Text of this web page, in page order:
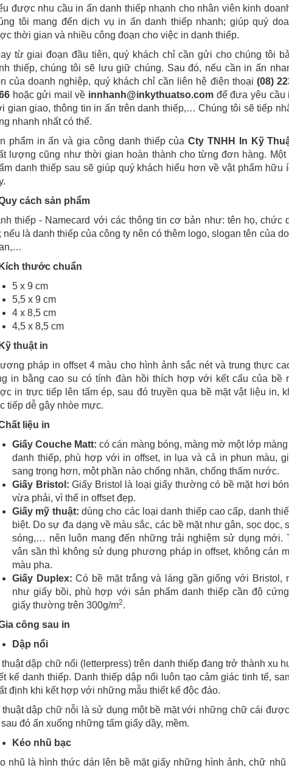
được nhu cầu in ấn danh thiếp nhanh cho nhân viên kinh
tôi mang đến dịch vụ in ấn danh thiếp nhanh; giúp quý
thời gian và nhiều công đoạn cho việc in danh thiếp.
từ giai đoạn đầu tiên, quý khách chỉ cần gửi cho chúng tôi
thiếp, chúng tôi sẽ lưu giữ chúng. Sau đó, nếu cần in ấn
của doanh nghiệp, quý khách chỉ cần liên hệ điện thoại (08)
hoặc gửi mail về innhanh@inkythuatso.com để đưa yêu
gian giao, thông tin in ấn trên danh thiếp,… Chúng tôi sẽ tiếp
nhanh nhất có thể.
phẩm in ấn và gia công danh thiếp củaCty TNHH In Kỹ
lượng cũng như thời gian hoàn thành cho từng đơn hàng. Một
danh thiếp sau sẽ giúp quý khách hiểu hơn về vật phẩm hữu
cách sản phẩm
thiếp - Namecard với các thông tin cơ bản như: tên họ, chức
nếu là danh thiếp của công ty nên có thêm logo, slogan tên của
thước chuẩn
5 x 9 cm
5,5 x 9 cm
4 x 8,5 cm
4,5 x 8,5 cm
thuật in
pháp in offset 4 màu cho hình ảnh sắc nét và trung thực
in bằng cao su có tính đàn hồi thích hợp với kết cấu của bề
in trực tiếp lên tấm ép, sau đó truyền qua bề mặt vật liệu in,
tiếp dễ gây nhòe mực.
liệu in
Giấy Couche Matt: có cán màng bóng, màng mờ một lớp
danh thiếp, phù hợp với in offset, in lụa và cả in phun màu,
sang trọng hơn, một phần nào chống nhăn, chống thấm nước.
Giấy Bristol: Giấy Bristol là loại giấy thường có bề mặt hơi
vừa phải, vì thế in offset đẹp.
Giấy mỹ thuật: dùng cho các loại danh thiếp cao cấp, danh
biệt. Do sự đa dạng về màu sắc, các bề mặt như gân, sọc dọc,
sóng,… nên luôn mang đến những trải nghiệm sử dụng mới.
vân sần thì không sử dụng phương pháp in offset, không cán
màu pha.
Giấy Duplex: Có bề mặt trắng và láng gần giống với Bristol,
như giấy bồi, phù hợp với sản phẩm danh thiếp cần độ
giấy thường trên 300g/m2.
công sau in
Dập nổi
thuật dập chữ nổi (letterpress) trên danh thiếp đang trở thành xu
kế danh thiếp. Danh thiếp dập nổi luôn tạo cảm giác tinh tế,
định khi kết hợp với những mẫu thiết kế độc đáo.
thuật dập chữ nỗi là sử dụng một bề mặt với những chữ cái
đó ấn xuống những tấm giấy dầy, mềm.
Kéo nhũ bạc
nhũ là hình thức dán lên bề mặt giấy những hình ảnh, chữ nhũ